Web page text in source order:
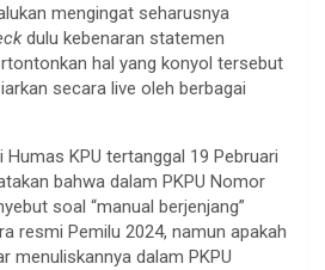
mengingat seharusnya
dulu kebenaran statemen
hal yang konyol tersebut
secara live oleh berbagai
KPU tertanggal 19 Pebruari
bahwa dalam PKPU Nomor
soal “manual berjenjang”
resmi Pemilu 2024, namun apakah
menuliskannya dalam PKPU